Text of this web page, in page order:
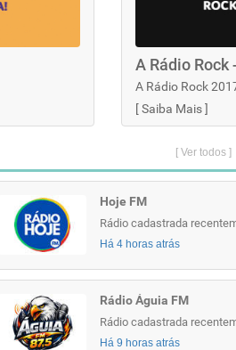
A Rádio Rock
A Rádio Rock
[Saiba Mais]
[ Ver todos ]
Hoje FM
Rádio cadastrada
Há 4 horas atrás
Rádio Águia FM
Rádio cadastrada
Há 9 horas atrás